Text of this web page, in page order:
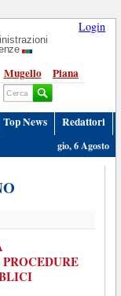
Login
Mugello
Piana
Top News
Redattori
gio, 6 Agosto